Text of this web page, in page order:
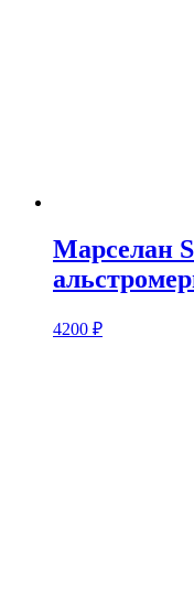
Марселан
4200 ₽